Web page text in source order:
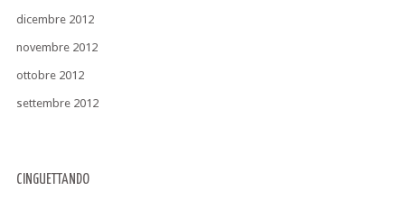
dicembre 2012
novembre 2012
ottobre 2012
settembre 2012
CINGUETTANDO